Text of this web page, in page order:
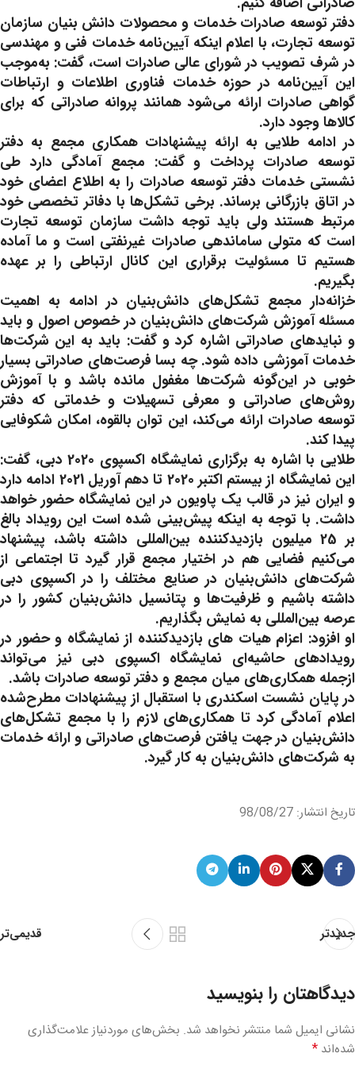
دفتر توسعه صادرات خدمات و محصولات دانش بنیان سازمان
توسعه تجارت، با اعلام اینکه آیین‌نامه خدمات فنی و مهندسی
در شرف تصویب در شورای عالی صادرات است، گفت: به‌موجب
این آیین‌نامه در حوزه خدمات فناوری اطلاعات و ارتباطات
گواهی صادرات ارائه می‌شود همانند پروانه صادراتی که برای
کالاها وجود دارد.
در ادامه طلایی به ارائه پیشنهادات همکاری مجمع به دفتر
توسعه صادرات پرداخت و گفت: مجمع آمادگی دارد طی
نشستی خدمات دفتر توسعه صادرات را به اطلاع اعضای خود
در اتاق بازرگانی برساند. برخی تشکل‌ها با دفاتر تخصصی خود
مرتبط هستند ولی باید توجه داشت سازمان توسعه تجارت
است که متولی ساماندهی صادرات غیرنفتی است و ما آماده
هستیم تا مسئولیت برقراری این کانال ارتباطی را بر عهده
بگیریم.
خزانه‌دار مجمع تشکل‌های دانش‌بنیان در ادامه به اهمیت
مسئله آموزش شرکت‌های دانش‌بنیان در خصوص اصول و باید
و نبایدهای صادراتی اشاره کرد و گفت: باید به این شرکت‌ها
خدمات آموزشی داده شود. چه بسا فرصت‌های صادراتی بسیار
خوبی در این‌گونه شرکت‌ها مغفول مانده باشد و با آموزش
روش‌های صادراتی و معرفی تسهیلات و خدماتی که دفتر
توسعه صادرات ارائه می‌کند، این توان بالقوه، امکان شکوفایی
پیدا کند.
طلایی با اشاره به برگزاری نمایشگاه اکسپوی 2020 دبی، گفت:
این نمایشگاه از بیستم اکتبر 2020 تا دهم آوریل 2021 ادامه دارد
و ایران نیز در قالب یک پاویون در این نمایشگاه حضور خواهد
داشت. با توجه به اینکه پیش‌بینی ‌شده است این رویداد بالغ
بر 25 میلیون بازدیدکننده بین‌المللی داشته باشد، پیشنهاد
می‌کنیم فضایی هم در اختیار مجمع قرار گیرد تا اجتماعی از
شرکت‌های دانش‌بنیان در صنایع مختلف را در اکسپوی دبی
داشته باشیم و ظرفیت‌ها و پتانسیل دانش‌بنیان کشور را در
عرصه بین‌المللی به نمایش بگذاریم.
او افزود: اعزام هیات های بازدیدکننده از نمایشگاه و حضور در
رویدادهای حاشیه‌ای نمایشگاه اکسپوی دبی نیز می‌تواند
ازجمله همکاری‌های میان مجمع و دفتر توسعه صادرات باشد.
در پایان نشست اسکندری با استقبال از پیشنهادات مطرح‌شده
اعلام آمادگی کرد تا همکاری‌های لازم را با مجمع تشکل‌های
دانش‌بنیان در جهت یافتن فرصت‌های صادراتی و ارائه خدمات
به شرکت‌های دانش‌بنیان به کار گیرد.
تاریخ انتشار: 98/08/27
جدیدتر قدیمی‌تر
دیدگاهتان را بنویسید
نشانی ایمیل شما منتشر نخواهد شد. بخش‌های موردنیاز علامت‌گذاری
شده‌اند *